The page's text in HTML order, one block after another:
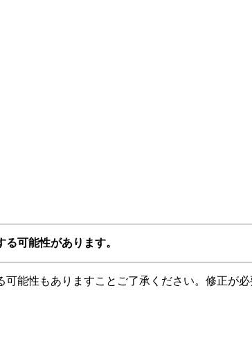
可能性があります。
能性もありますことご了承ください。修正が